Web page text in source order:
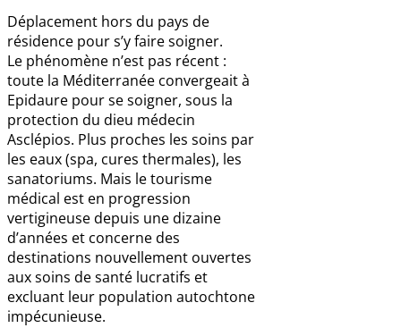
Déplacement hors du pays de
résidence pour s’y faire soigner.
Le phénomène n’est pas récent :
toute la Méditerranée convergeait à
Epidaure pour se soigner, sous la
protection du dieu médecin
Asclépios. Plus proches les soins par
les eaux (spa, cures thermales), les
sanatoriums. Mais le tourisme
médical est en progression
vertigineuse depuis une dizaine
d’années et concerne des
destinations nouvellement ouvertes
aux soins de santé lucratifs et
excluant leur population autochtone
impécunieuse.